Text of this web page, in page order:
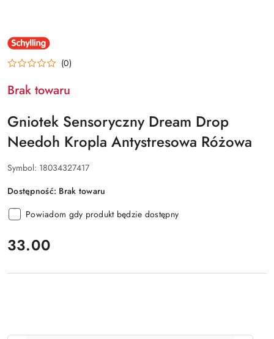
NAZWA
PRODUCENTA:
(0)
Brak towaru
Gniotek Sensoryczny Dream Drop
Needoh Kropla Antystresowa Różowa
Symbol: 18034327417
Dostępność: Brak towaru
Powiadom gdy produkt będzie dostępny
cena:
33.00